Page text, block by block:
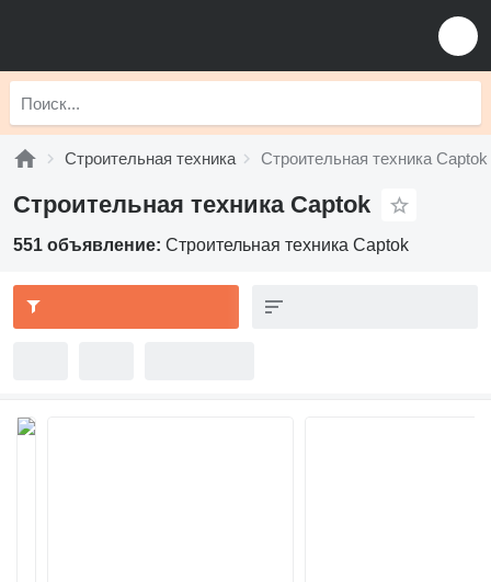
Строительная техника Строительная техника Captok
Строительная техника Captok
551 объявление: Строительная техника Captok